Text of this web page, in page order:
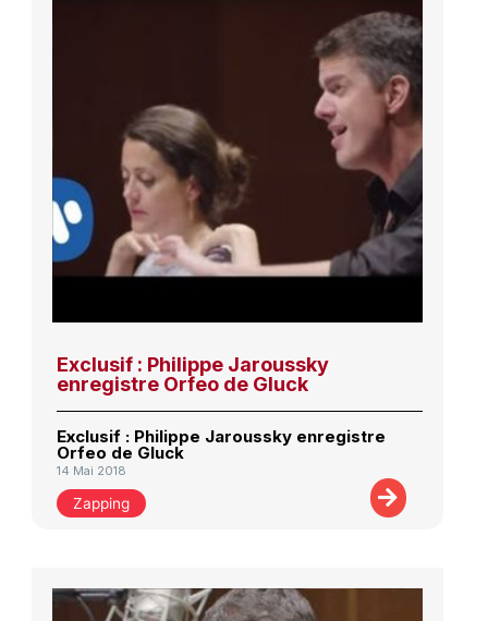
Exclusif : Philippe Jaroussky
enregistre Orfeo de Gluck
Exclusif : Philippe Jaroussky enregistre
Orfeo de Gluck
14 Mai 2018
Zapping